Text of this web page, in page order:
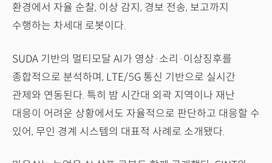
환경에서 자율 순찰, 이상 감지, 경보 전송, 보고까지
수행하는 차세대 로봇이다.
SUDA 기반의 멀티모달 AI가 영상·소리·이상징후를
종합적으로 분석하며, LTE/5G 통신 기반으로 실시간
관제와 연동된다. 특히 밤 시간대 외곽 지역이나 재난
대응이 어려운 상황에서도 자율적으로 판단하고 대응할 수
있어, 무인 경계 시스템의 대표적 사례로 소개됐다.